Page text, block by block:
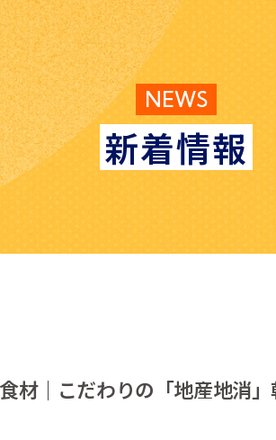
NEWS
新着情報
材｜こだわりの「地産地消